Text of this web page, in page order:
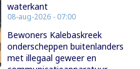
waterkant
08-aug-2026 - 07:00
Bewoners Kalebaskreek
onderscheppen buitenlanders
met illegaal geweer en